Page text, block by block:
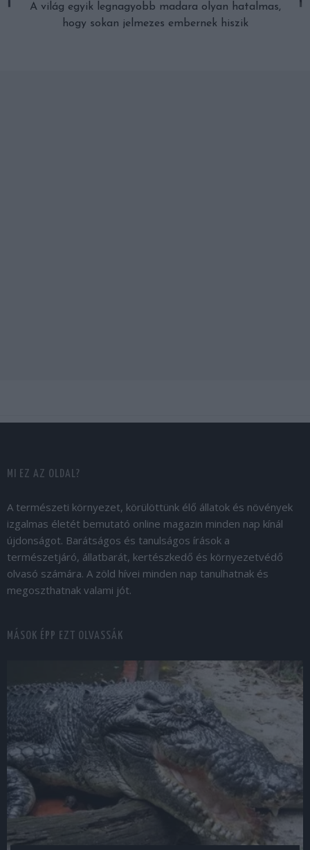
A világ egyik legnagyobb madara olyan hatalmas,
hogy sokan jelmezes embernek hiszik
MI EZ AZ OLDAL?
A természeti környezet, körülöttünk élő állatok és növények
izgalmas életét bemutató online magazin minden nap kínál
újdonságot. Barátságos és tanulságos írások a
természetjáró, állatbarát, kertészkedő és környezetvédő
olvasó számára. A zöld hívei minden nap tanulhatnak és
megoszthatnak valami jót.
MÁSOK ÉPP EZT OLVASSÁK